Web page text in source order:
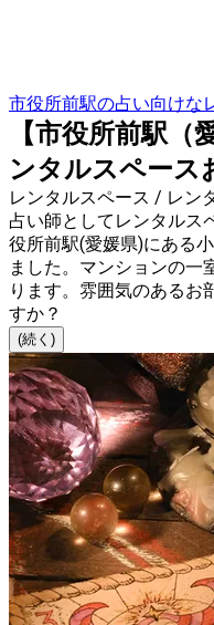
市役所前駅の占い向けな
【市役所前駅（
ンタルスペース
レンタルスペース / レン
占い師としてレンタルス
役所前駅(愛媛県)にある
ました。マンションの一
ります。雰囲気のあるお
すか？
(続く)